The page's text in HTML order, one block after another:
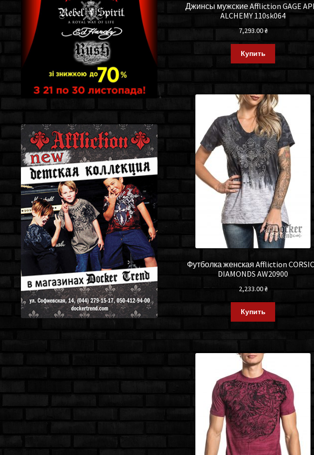
Джинсы мужские Affliction GAGE
ALCHEMY 110sk064
7,293.00₴
Купить
Футболка женская Affliction
DIAMONDS AW20900
2,233.00₴
Купить